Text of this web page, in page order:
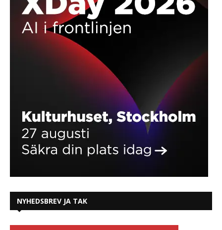
NYHEDSBREV JA TAK